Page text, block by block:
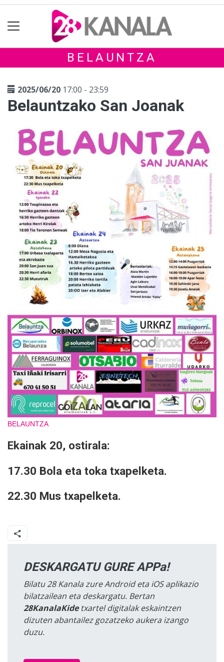
BELAUNTZA
2025/06/20 17:00 - 23:59
Belauntzako San Joanak
BELAUNTZA
Ekainak 20, ostirala:
17.30 Bola eta toka txapelketa.
22.30 Mus txapelketa.
DESKARGATU GURE APPa!
Bilatu 28 Kanala zure Android eta iOS aplikazio
bilatzailean eta deskargatu. Bertan
28KanalaKidetxartel digitalak eskaintzen
dizuten abantailez gozatzeko aukera izango
duzu.